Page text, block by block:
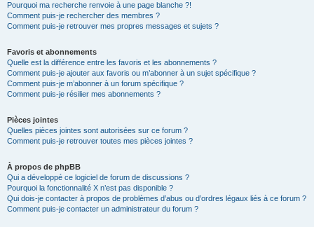
Pourquoi ma recherche renvoie à une page blanche ?!
Comment puis-je rechercher des membres ?
Comment puis-je retrouver mes propres messages et sujets ?
Favoris et abonnements
Quelle est la différence entre les favoris et les abonnements ?
Comment puis-je ajouter aux favoris ou m’abonner à un sujet spécifique ?
Comment puis-je m’abonner à un forum spécifique ?
Comment puis-je résilier mes abonnements ?
Pièces jointes
Quelles pièces jointes sont autorisées sur ce forum ?
Comment puis-je retrouver toutes mes pièces jointes ?
À propos de phpBB
Qui a développé ce logiciel de forum de discussions ?
Pourquoi la fonctionnalité X n’est pas disponible ?
Qui dois-je contacter à propos de problèmes d’abus ou d’ordres légaux liés à ce forum ?
Comment puis-je contacter un administrateur du forum ?